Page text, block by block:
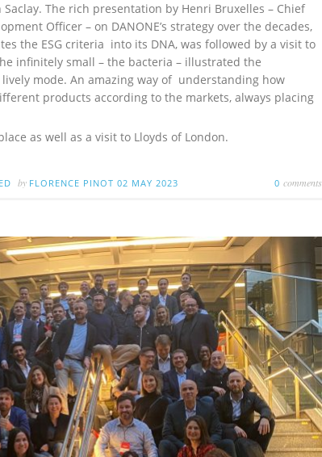
The rich presentation by Henri Bruxelles – Chief
Officer – on DANONE’s strategy over the decades,
the ESG criteria into its DNA, was followed by a visit to
infinitely small – the bacteria – illustrated the
mode. An amazing way of understanding how
products according to the markets, always placing
as well as a visit to Lloyds of London.
by FLORENCE PINOT 02 MAY 2023 0 comments